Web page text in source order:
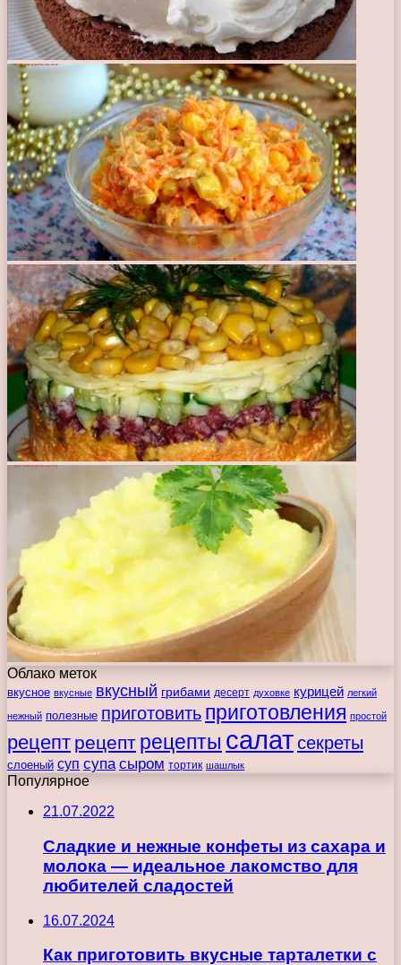
Облако меток
вкусное вкусные вкусный грибами десерт духовке курицей легкий
нежный полезные приготовить приготовления простой
рецепт рецепт рецепты салатсекреты
слоеный суп супа сыром тортик шашлык
Популярное
21.07.2022
Сладкие и нежные конфеты из сахара и
молока — идеальное лакомство для
любителей сладостей
16.07.2024
Как приготовить вкусные тарталетки с